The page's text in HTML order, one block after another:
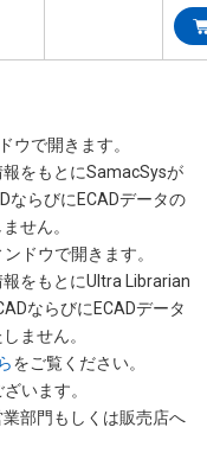
ウで開きます。
をもとにSamacSysが
ならびにECADデータの
せん。
ドウで開きます。
をもとにUltra Librarian
ならびにECADデータ
ません。
をご覧ください。
います。
部門もしくは販売店へ